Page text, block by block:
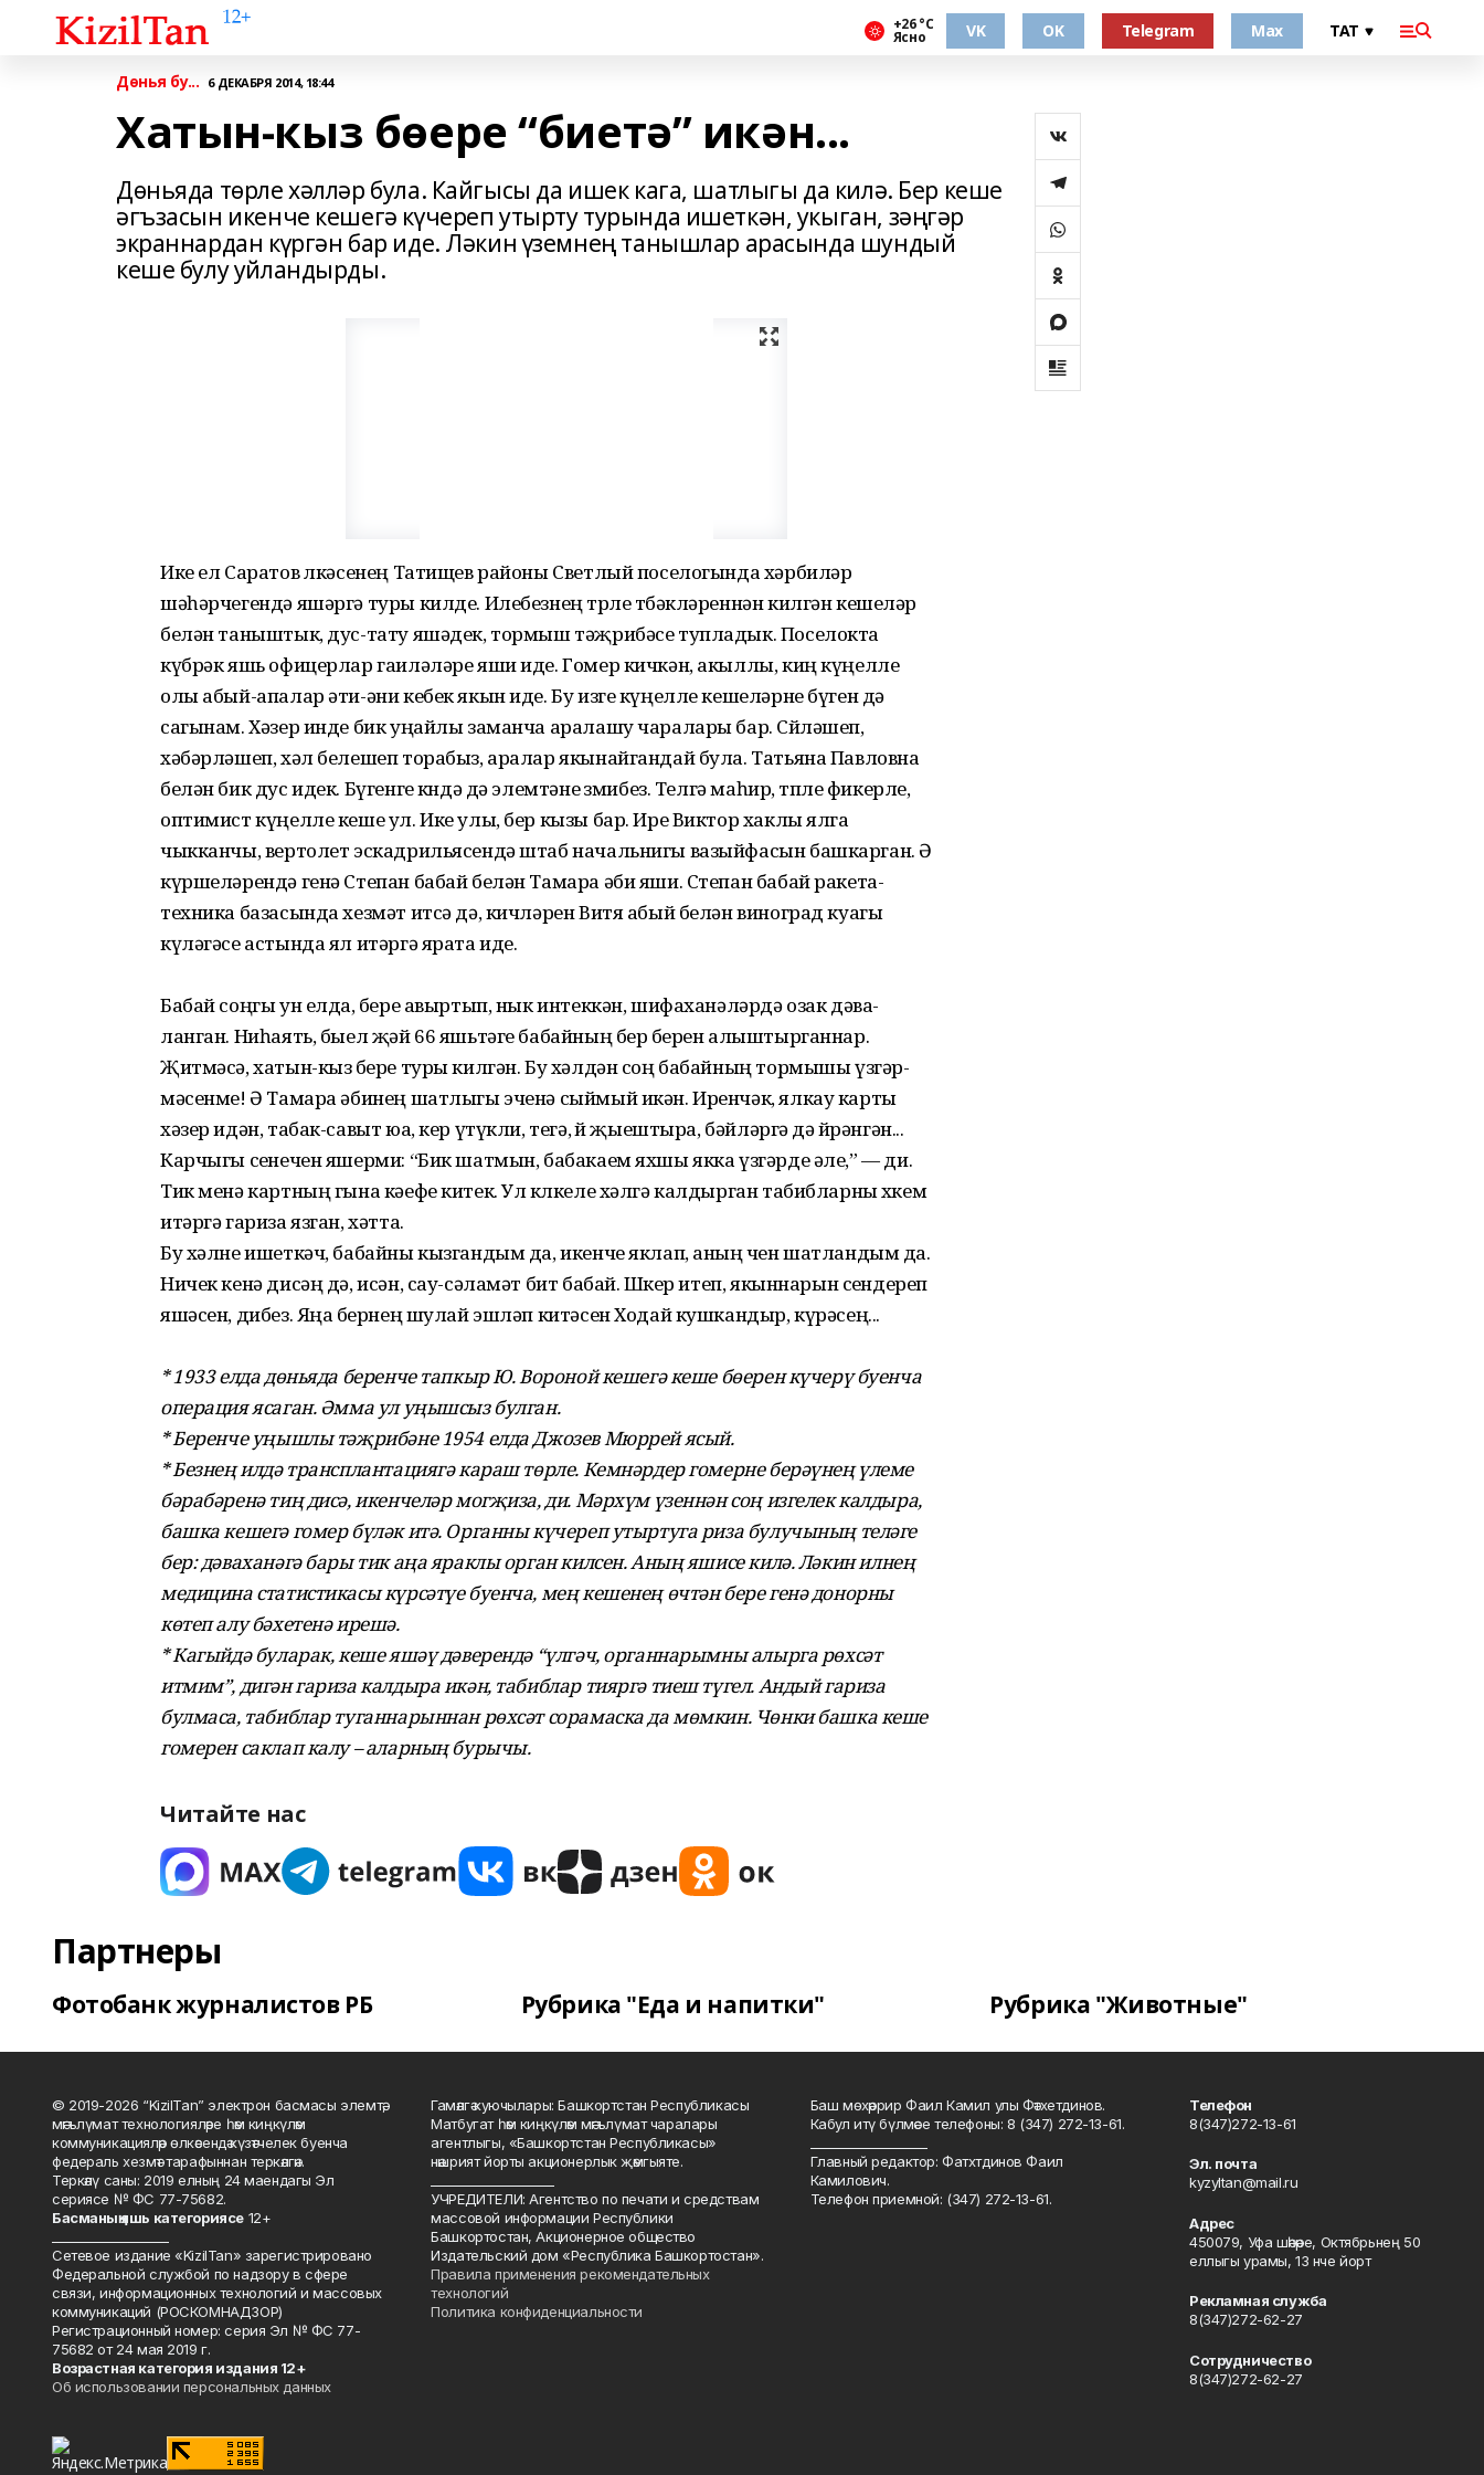
+26 °С
Ясно VK OK Telegram Max
Дөнья бу... 6 ДЕКАБРЯ 2014, 18:44
Хатын-кыз бөере “биетә” икән...
Дөньяда төрле хәлләр була. Кайгысы да ишек кага, шатлыгы да килә. Бер кеше
әгъзасын икенче кешегә күчереп утырту турында ишеткән, укыган, зәңгәр
экраннардан күргән бар иде. Ләкин үземнең танышлар арасында шундый
кеше булу уйландырды.
Ике ел Саратов өлкәсенең Татищев районы Светлый поселогында хәрбиләр
шәһәрчегендә яшәргә туры килде. Илебезнең төрле төбәкләреннән килгән кешеләр
белән таныштык, дус-тату яшәдек, тормыш тәҗ­рибәсе тупладык. Поселокта
күбрәк яшь офицерлар гаиләләре яши иде. Гомер кичкән, акыллы, киң күңелле
олы абый-апалар әти-әни кебек якын иде. Бу изге күңелле кешеләрне бүген дә
сагынам. Хәзер инде бик уңайлы заманча аралашу чаралары бар. Сөйләшеп,
хәбәрләшеп, хәл белешеп торабыз, аралар якынайгандай була. Татьяна Павловна
белән бик дус идек. Бүгенге көндә дә элемтәне өзмибез. Телгә маһир, төпле фикерле,
оптимист күңелле кеше ул. Ике улы, бер кызы бар. Ире Виктор хаклы ялга
чыкканчы, вертолет эскадрильясендә штаб начальнигы вазыйфасын башкарган. Ә
күршеләрендә генә Степан бабай белән Тамара әби яши. Степан бабай ракета-
техника базасында хезмәт итсә дә, кичләрен Витя абый белән виноград куагы
күләгәсе астында ял итәргә ярата иде.
Бабай соңгы ун елда, бөере авыртып, нык интеккән, шифа­ханәләрдә озак дәва­
ланган. Ниһаять, быел җәй 66 яшьтәге бабайның бер бөерен алыштырганнар.
Җитмәсә, хатын-кыз бөере туры килгән. Бу хәлдән соң бабайның тормышы үзгәр­
мәсенме! Ә Тамара әбинең шатлыгы эченә сыймый икән. Иренчәк, ялкау карты
хәзер идән, табак-савыт юа, кер үтүкли, тегә, өй җыештыра, бәйләргә дә өйрәнгән...
Карчыгы сөенечен яшерми: “Бик шатмын, бабакаем яхшы якка үзгәрде әле,” — ди.
Тик менә картның гына кәефе китек. Ул көлкеле хәлгә калдырган табибларны хөкем
итәргә гариза язган, хәтта.
Бу хәлне ишеткәч, бабайны кызгандым да, икенче яклап, аның өчен шатландым да.
Ничек кенә дисәң дә, исән, сау-сәламәт бит бабай. Шөкер итеп, якыннарын сөендереп
яшәсен, дибез. Яңа бөернең шулай эшләп китәсен Ходай кушкандыр, күрәсең...
* 1933 елда дөньяда беренче тапкыр Ю. Вороной кешегә кеше бөерен күчерү буенча
операция ясаган. Әмма ул уңышсыз булган.
* Беренче уңышлы тәҗрибәне 1954 елда Джозев Мюррей ясый.
* Безнең илдә трансплантациягә караш төрле. Кемнәрдер гомерне берәүнең үлеме
бәрабәренә тиң дисә, икенчеләр могҗиза, ди. Мәрхүм үзеннән соң изгелек калдыра,
башка кешегә гомер бүләк итә. Органны күчереп утыртуга риза булучының теләге
бер: дәваханәгә бары тик аңа яраклы орган килсен. Аның яшисе килә. Ләкин илнең
медицина статистикасы күрсәтүе буенча, мең кешенең өчтән бере генә донорны
көтеп алу бәхетенә ирешә.
* Кагыйдә буларак, кеше яшәү дәверендә “үлгәч, органнарымны алырга рөхсәт
итмим”, дигән гариза калдыра икән, табиблар тияргә тиеш түгел. Андый гариза
булмаса, табиблар туганнарыннан рөхсәт сорамаска да мөмкин. Чөнки башка кеше
гомерен саклап калу – аларның бурычы.
Читайте нас
Партнеры
Фотобанк журналистов РБ Рубрика "Еда и напитки" Рубрика "Животные"
© 2019-2026 “KizilTan” электрон басмасы элемтә,
мәгълүмат технологияләре һәм киңкүләм
коммуникацияләр өлкәсендә күзәтчелек буенча
федераль хезмәт тарафыннан теркәлгән.
Теркәлү саны: 2019 елның 24 маендагы Эл
сериясе № ФС 77-75682.
Басманың яшь категориясе12+
Сетевое издание «KizilTan» зарегистрировано
Федеральной службой по надзору в сфере
связи, информационных технологий и массовых
коммуникаций (РОСКОМНАДЗОР)
Регистрационный номер: серия Эл № ФС 77-
75682 от 24 мая 2019 г.
Возрастная категория издания 12+
Об использовании персональных данных
Гамәлгә куючылары: Башкортстан Республикасы
Матбугат һәм киңкүләм мәгълүмат чаралары
агентлыгы, «Башкортстан Республикасы»
нәшрият йорты акционерлык җәмгыяте.
УЧРЕДИТЕЛИ: Агентство по печати и средствам
массовой информации Республики
Башкортостан, Акционерное общество
Издательский дом «Республика Башкортостан».
Правила применения рекомендательных
технологий
Политика конфиденциальности
Баш мөхәррир Фаил Камил улы Фәтхетдинов.
Кабул итү бүлмәсе телефоны: 8 (347) 272-13-61.
Главный редактор: Фатхтдинов Фаил
Камилович.
Телефон приемной: (347) 272-13-61.
Телефон
8(347)272-13-61
Эл. почта
kyzyltan@mail.ru
Адрес
450079, Уфа шәһәре, Октябрьнең 50
еллыгы урамы, 13 нче йорт
Рекламная служба
8(347)272-62-27
Сотрудничество
8(347)272-62-27